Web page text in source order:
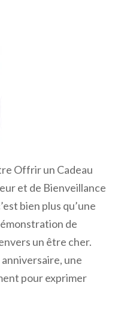
Offrir un Cadeau
et de Bienveillance
bien plus qu’une
de
un être cher.
une
pour exprimer